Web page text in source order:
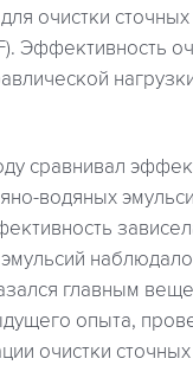
очистки
Эффективность
сравнивал
водяных
главным
опыта,
очистки